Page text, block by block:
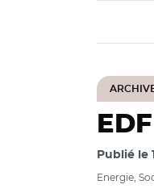
Publié le
Energie,